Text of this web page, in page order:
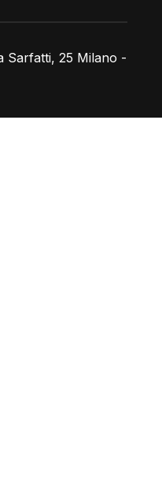
Sarfatti, 25 Milano -